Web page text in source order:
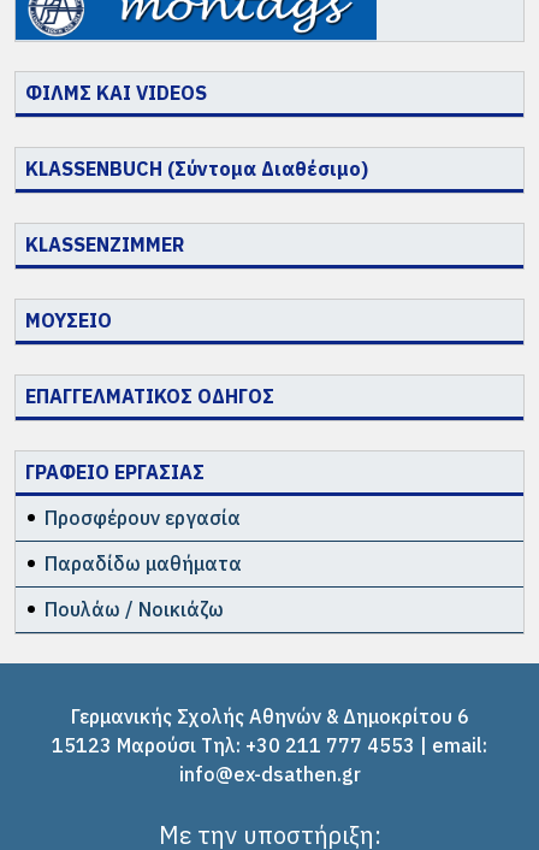
ΦΙΛΜΣ ΚΑΙ VIDEOS
KLASSENBUCH (Σύντομα Διαθέσιμο)
KLASSENZIMMER
ΜΟΥΣΕΙΟ
ΕΠΑΓΓΕΛΜΑΤΙΚΟΣ ΟΔΗΓΟΣ
ΓΡΑΦΕΙΟ ΕΡΓΑΣΙΑΣ
Προσφέρουν εργασία
Παραδίδω μαθήματα
Πουλάω / Νοικιάζω
Γερμανικής Σχολής Αθηνών & Δημοκρίτου 6
15123 Μαρούσι Tηλ: +30 211 777 4553 | email:
info@ex-dsathen.gr
Με την υποστήριξη: